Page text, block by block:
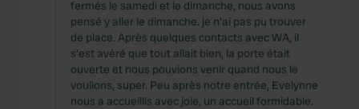
fermés le samedi et le dimanche, nous avons
pensé y aller le dimanche. je n'ai pas pu trouver
de place. Après quelques contacts avec WA, il
s'est avéré que tout allait bien, la porte était
ouverte et nous pouvions venir quand nous le
voulions, super. Peu après notre entrée, Evelynne
nous a accueillis avec joie, un accueil formidable.